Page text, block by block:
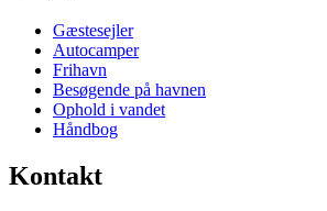
Gæstesejler
Autocamper
Frihavn
Besøgende på havnen
Ophold i vandet
Håndbog
Kontakt